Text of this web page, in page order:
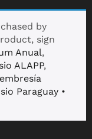
by
sign
Anual,
ALAPP,
Paraguay •